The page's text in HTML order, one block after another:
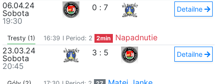
06.04.24
Sobota
19:30
0 : 7 Detailne
Tresty (1) 16:39 I Period: 2 2min
Napadnutie
23.03.24
Sobota
20:45
3 : 5 Detailne